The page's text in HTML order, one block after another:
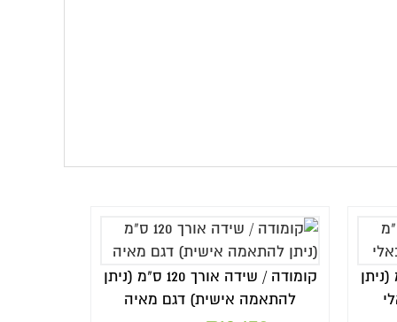
קומודה / שידה אורך 120 ס"מ (ניתן
מאיה